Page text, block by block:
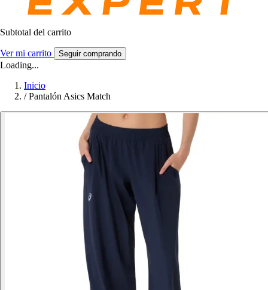
Subtotal del carrito
Ver mi carrito Seguir comprando
Loading...
Inicio
/ Pantalón Asics Match